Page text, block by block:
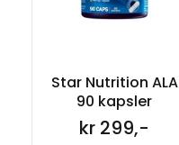
Star Nutrition ALA
90 kapsler
kr 299,-